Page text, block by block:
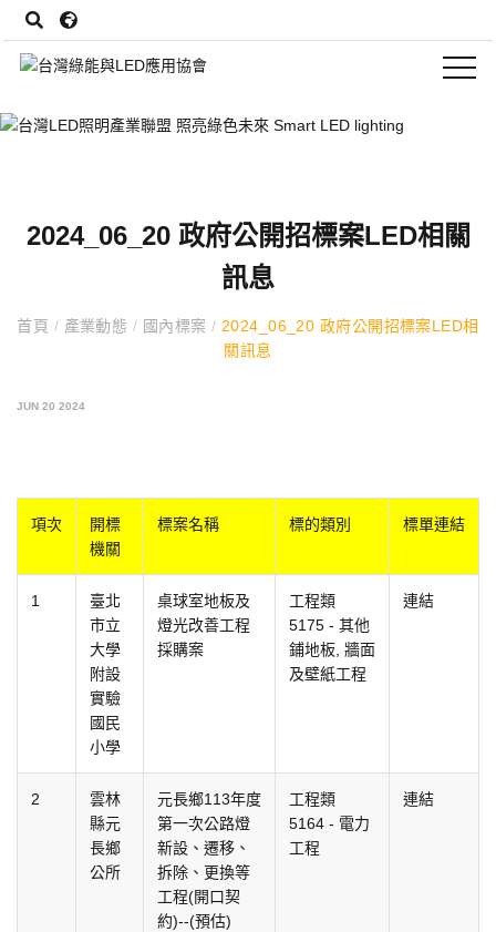
2024_06_20 政府公開招標案LED相關
訊息
首頁 / 產業動態 / 國內標案 / 2024_06_20 政府公開招標案LED相
關訊息
JUN 20 2024
項次
開標
機關
標案名稱 標的類別 標單連結
1
臺北
市立
大學
附設
實驗
國民
小學
桌球室地板及
燈光改善工程
採購案
工程類
5175 - 其他
鋪地板, 牆面
及壁紙工程
連結
2
雲林
縣元
長鄉
公所
元長鄉113年度
第一次公路燈
新設、遷移、
拆除、更換等
工程(開口契
約)--(預估)
工程類
5164 - 電力
工程
連結